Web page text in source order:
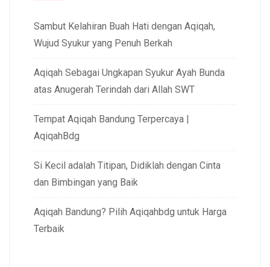
Sambut Kelahiran Buah Hati dengan Aqiqah,
Wujud Syukur yang Penuh Berkah
Aqiqah Sebagai Ungkapan Syukur Ayah Bunda
atas Anugerah Terindah dari Allah SWT
Tempat Aqiqah Bandung Terpercaya |
AqiqahBdg
Si Kecil adalah Titipan, Didiklah dengan Cinta
dan Bimbingan yang Baik
Aqiqah Bandung? Pilih Aqiqahbdg untuk Harga
Terbaik